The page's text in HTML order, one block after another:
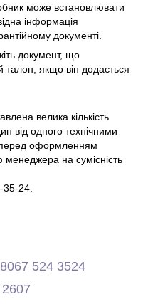
може встановлювати
інформація
документі.
документ, що
талон, якщо він додається
​​велика кількість
від одного технічними
оформленням
на сумісність
24.
524 3524